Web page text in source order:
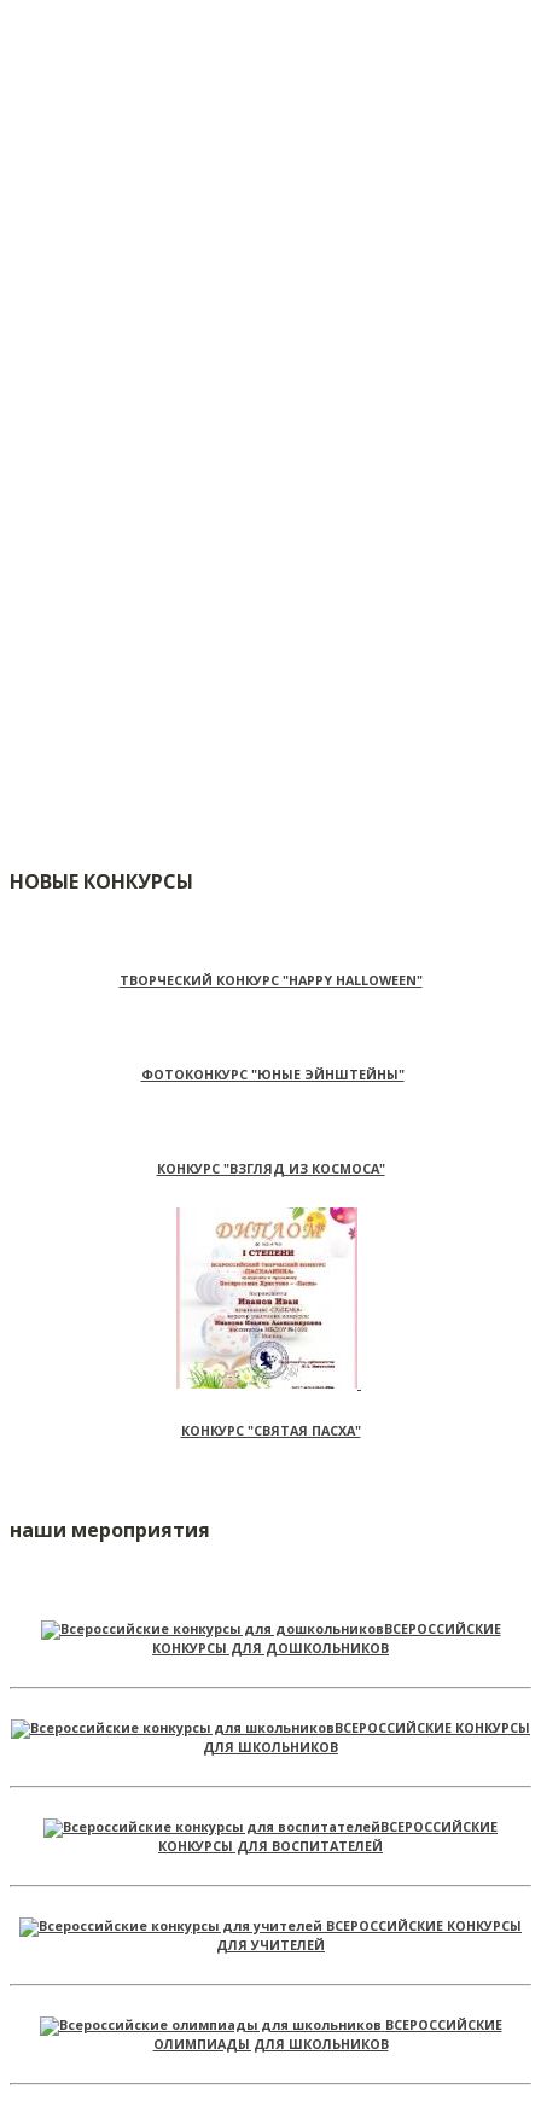
НОВЫЕ КОНКУРСЫ
ТВОРЧЕСКИЙ КОНКУРС "HAPPY HALLOWEEN"
ФОТОКОНКУРС "ЮНЫЕ ЭЙНШТЕЙНЫ"
КОНКУРС "ВЗГЛЯД ИЗ КОСМОСА"
КОНКУРС "СВЯТАЯ ПАСХА"
наши мероприятия
ВСЕРОССИЙСКИЕ
КОНКУРСЫ ДЛЯ ДОШКОЛЬНИКОВ
ВСЕРОССИЙСКИЕ КОНКУРСЫ
ДЛЯ ШКОЛЬНИКОВ
ВСЕРОССИЙСКИЕ
КОНКУРСЫ ДЛЯ ВОСПИТАТЕЛЕЙ
ВСЕРОССИЙСКИЕ КОНКУРСЫ
ДЛЯ УЧИТЕЛЕЙ
ВСЕРОССИЙСКИЕ
ОЛИМПИАДЫ ДЛЯ ШКОЛЬНИКОВ